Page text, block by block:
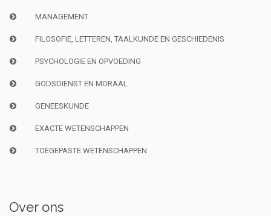
MANAGEMENT
FILOSOFIE, LETTEREN, TAALKUNDE EN GESCHIEDENIS
PSYCHOLOGIE EN OPVOEDING
GODSDIENST EN MORAAL
GENEESKUNDE
EXACTE WETENSCHAPPEN
TOEGEPASTE WETENSCHAPPEN
Over ons